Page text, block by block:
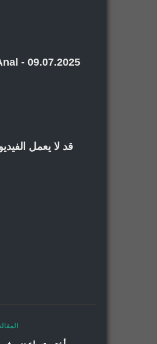
- 09.07.2025
قد لا يعمل